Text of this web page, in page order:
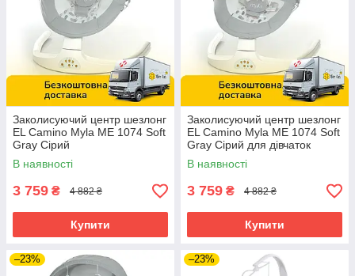
Заколисуючий центр шезлонг
EL Camino Myla ME 1074 Soft
Gray Сірий
В наявності
3 759 ₴ 4 882 ₴
Купити
Заколисуючий центр шезлонг
EL Camino Myla ME 1074 Soft
Gray Сірий для дівчаток
В наявності
3 759 ₴ 4 882 ₴
Купити
–23% –23%